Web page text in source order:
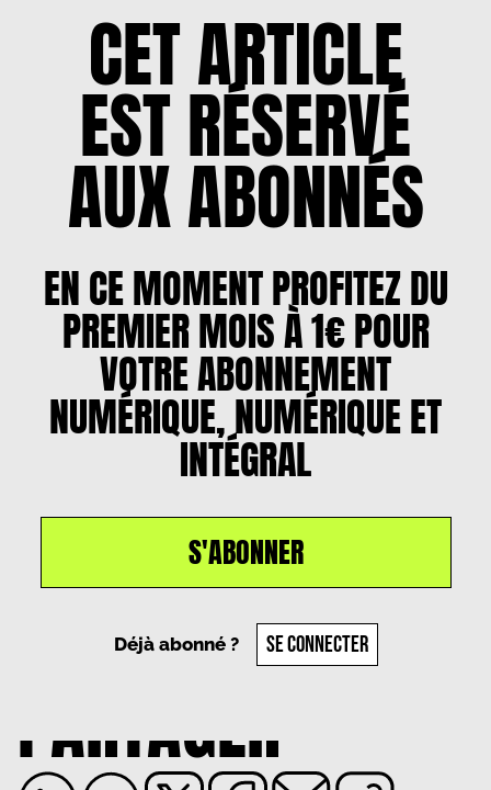
CET ARTICLE
EST RÉSERVÉ
AUX ABONNÉS
EN CE MOMENT PROFITEZ DU
PREMIER MOIS À 1€ POUR
VOTRE ABONNEMENT
NUMÉRIQUE, NUMÉRIQUE ET
INTÉGRAL
S'ABONNER
Déjà abonné ? SE CONNECTER
Morgane Gander, le
PARTAGER